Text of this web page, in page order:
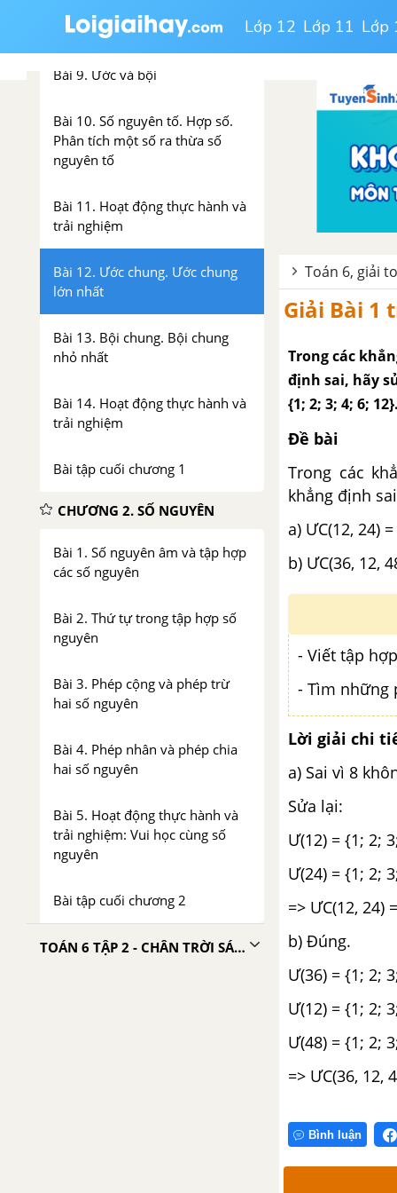
Lớp 12 Lớp 11 Lớp
cho 9
Bài 9. Ước và bội
Bài 10. Số nguyên tố. Hợp số.
Phân tích một số ra thừa số
nguyên tố
Bài 11. Hoạt động thực hành và
trải nghiệm
Bài 12. Ước chung. Ước chung
lớn nhất
Bài 13. Bội chung. Bội chung
nhỏ nhất
Bài 14. Hoạt động thực hành và
trải nghiệm
Bài tập cuối chương 1
CHƯƠNG 2. SỐ NGUYÊN
Bài 1. Số nguyên âm và tập hợp
các số nguyên
Bài 2. Thứ tự trong tập hợp số
nguyên
Bài 3. Phép cộng và phép trừ
hai số nguyên
Bài 4. Phép nhân và phép chia
hai số nguyên
Bài 5. Hoạt động thực hành và
trải nghiệm: Vui học cùng số
nguyên
Bài tập cuối chương 2
TOÁN 6 TẬP 2 - CHÂN TRỜI SÁNG TẠO
Toán 6, giải
Giải Bài 1
Trong các
định sai, hãy
{1; 2; 3; 4; 6; 12}.
Đề bài
Trong các
khẳng định
a) ƯC(12,
b) ƯC(36, 12,
- Viết tập
- Tìm những
Lời giải chi
a) Sai vì 8
Sửa lại:
Ư(12) = {1; 2;
Ư(24) = {1; 2;
=> ƯC(12, 24)
b) Đúng.
Ư(36) = {1; 2;
Ư(12) = {1; 2;
Ư(48) = {1; 2;
=> ƯC(36, 12,
Bình luận